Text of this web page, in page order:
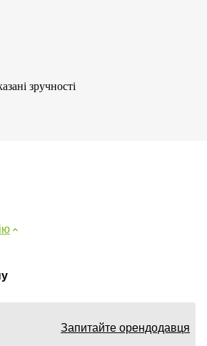
зручності
Запитайте орендодавця